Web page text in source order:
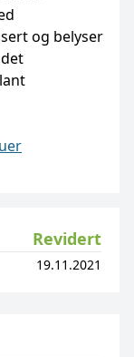
og belyser
Revidert
19.11.2021